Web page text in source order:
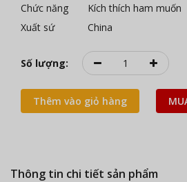
Chức năng Kích thích ham muốn
Xuất sứ China
Số lượng:
Thêm vào giỏ hàng
Thông tin chi tiết sản phẩm